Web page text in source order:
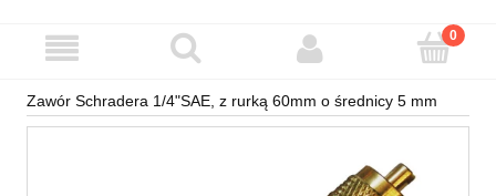
Zawór Schradera 1/4"SAE, z rurką 60mm o średnicy 5 mm